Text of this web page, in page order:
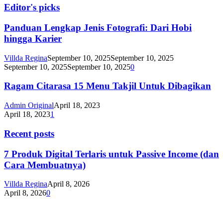
Editor's picks
Panduan Lengkap Jenis Fotografi: Dari Hobi
hingga Karier
Villda ReginaSeptember 10, 2025September 10, 2025
September 10, 2025September 10, 20250
Ragam Citarasa 15 Menu Takjil Untuk Dibagikan
Admin OriginalApril 18, 2023
April 18, 20231
Recent posts
7 Produk Digital Terlaris untuk Passive Income (dan
Cara Membuatnya)
Villda ReginaApril 8, 2026
April 8, 20260